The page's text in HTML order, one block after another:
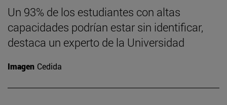
Un 93% de los estudiantes con altas
capacidades podrían estar sin identificar,
destaca un experto de la Universidad
Imagen Cedida